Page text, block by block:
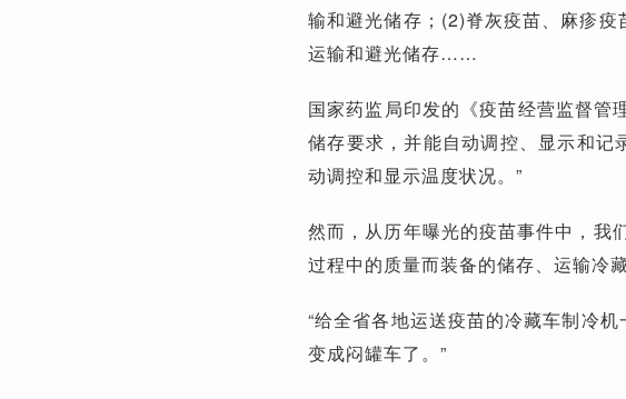
输和避光储存；(2)脊灰疫苗、麻疹
运输和避光储存……
国家药监局印发的《疫苗经营监督
储存要求，并能自动调控、显示和
动调控和显示温度状况。”
然而，从历年曝光的疫苗事件中，我
过程中的质量而装备的储存、运输冷
“给全省各地运送疫苗的冷藏车制冷
变成闷罐车了。”